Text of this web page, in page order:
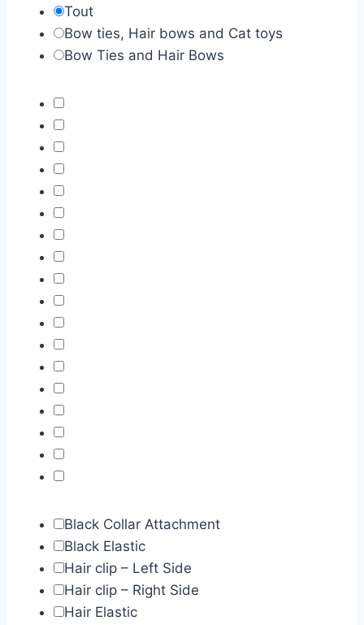
Tout
Bow ties, Hair bows and Cat toys
Bow Ties and Hair Bows
Black Collar Attachment
Black Elastic
Hair clip – Left Side
Hair clip – Right Side
Hair Elastic